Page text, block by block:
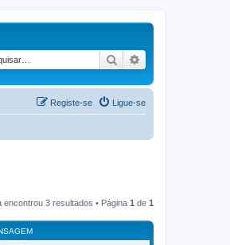
Pesquisar
Ligue-se
Registe-se
encontrou 3 resultados • Página 1 de 1